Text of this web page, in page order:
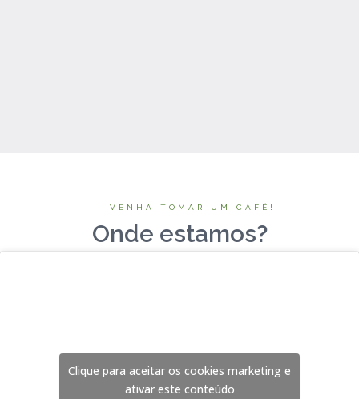
VENHA TOMAR UM CAFÉ!
Onde estamos?
Clique para aceitar os cookies marketing e
ativar este conteúdo